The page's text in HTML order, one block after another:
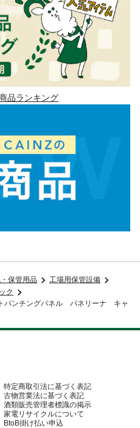
品ランキング
保管用品
工場用保管設備
ク
パンチングパネル パネリーナ キャ
特定商取引法に基づく表記
古物営業法に基づく表記
酒類販売管理者標識の掲示
家電リサイクルについて
BtoB掛け払い申込